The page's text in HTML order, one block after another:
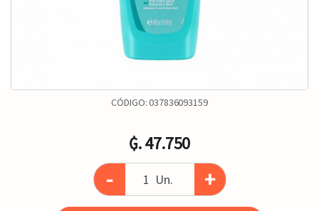
CÓDIGO:037836093159
₲. 47.750
- Un. +